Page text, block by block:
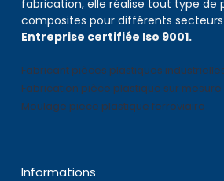
fabrication, elle réalise tout type de
composites pour différents secteurs
Entreprise certifiée Iso 9001.
Fabricant pièces plastiques
Fabrication pièce plastique sur mesure
Moulage piece plastique ferroviaire
Informations